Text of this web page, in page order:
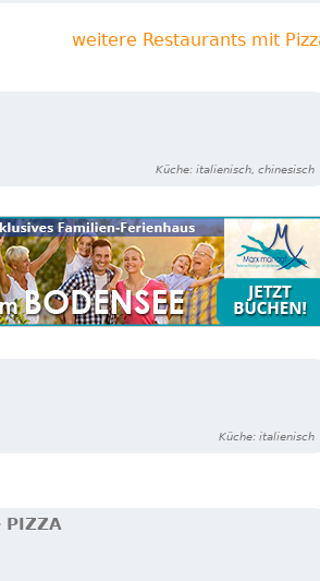
weitere Restaurants mit
Küche: italienisch, chinesisch
Küche: italienisch
PIZZA